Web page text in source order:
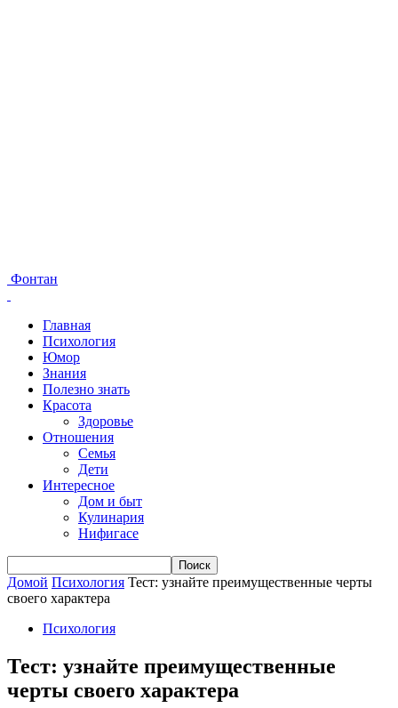
Фонтан
Главная
Психология
Юмор
Знания
Полезно знать
Красота
Здоровье
Отношения
Семья
Дети
Интересное
Дом и быт
Кулинария
Нифигасе
Домой Психология Тест: узнайте преимущественные черты
своего характера
Психология
Тест: узнайте преимущественные
черты своего характера